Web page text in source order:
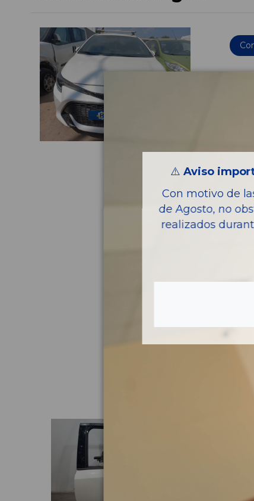
⚠️ Aviso
Con motivo de
de Agosto, no
realizados